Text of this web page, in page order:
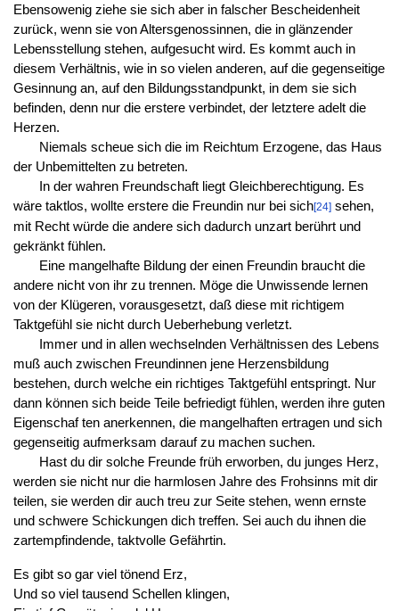
Ebensowenig ziehe sie sich aber in falscher Bescheidenheit
zurück, wenn sie von Altersgenossinnen, die in glänzender
Lebensstellung stehen, aufgesucht wird. Es kommt auch in
diesem Verhältnis, wie in so vielen anderen, auf die gegenseitige
Gesinnung an, auf den Bildungsstandpunkt, in dem sie sich
befinden, denn nur die erstere verbindet, der letztere adelt die
Herzen.
Niemals scheue sich die im Reichtum Erzogene, das Haus
der Unbemittelten zu betreten.
In der wahren Freundschaft liegt Gleichberechtigung. Es
wäre taktlos, wollte erstere die Freundin nur bei sich[24]sehen,
mit Recht würde die andere sich dadurch unzart berührt und
gekränkt fühlen.
Eine mangelhafte Bildung der einen Freundin braucht die
andere nicht von ihr zu trennen. Möge die Unwissende lernen
von der Klügeren, vorausgesetzt, daß diese mit richtigem
Taktgefühl sie nicht durch Ueberhebung verletzt.
Immer und in allen wechselnden Verhältnissen des Lebens
muß auch zwischen Freundinnen jene Herzensbildung
bestehen, durch welche ein richtiges Taktgefühl entspringt. Nur
dann können sich beide Teile befriedigt fühlen, werden ihre guten
Eigenschaf ten anerkennen, die mangelhaften ertragen und sich
gegenseitig aufmerksam darauf zu machen suchen.
Hast du dir solche Freunde früh erworben, du junges Herz,
werden sie nicht nur die harmlosen Jahre des Frohsinns mit dir
teilen, sie werden dir auch treu zur Seite stehen, wenn ernste
und schwere Schickungen dich treffen. Sei auch du ihnen die
zartempfindende, taktvolle Gefährtin.
Es gibt so gar viel tönend Erz,
Und so viel tausend Schellen klingen,